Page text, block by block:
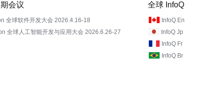
会议
全球软件开发大会 2026.4.16-18
全球人工智能开发与应用大会 2026.6.26-27
全球 InfoQ
InfoQ En
InfoQ Jp
InfoQ Fr
InfoQ Br